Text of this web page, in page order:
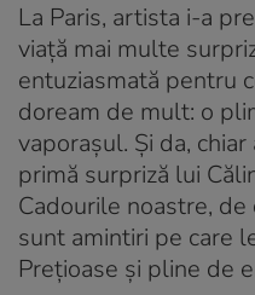
La Paris, artista i-a
viață mai multe
entuziasmată pentru
doream de mult: o
vaporașul. Și da,
primă surpriză lui
Cadourile noastre,
sunt amintiri pe care
Prețioase și pline de